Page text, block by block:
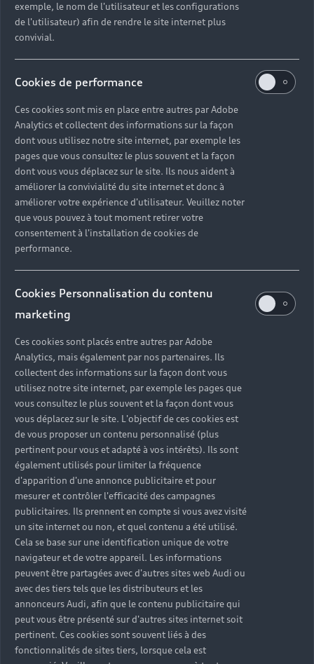
exemple, le nom de l'utilisateur et les configurations
de l'utilisateur) afin de rendre le site internet plus
convivial.
Cookies de performance
Ces cookies sont mis en place entre autres par Adobe
Analytics et collectent des informations sur la façon
dont vous utilisez notre site internet, par exemple les
pages que vous consultez le plus souvent et la façon
dont vous vous déplacez sur le site. Ils nous aident à
améliorer la convivialité du site internet et donc à
améliorer votre expérience d'utilisateur. Veuillez noter
que vous pouvez à tout moment retirer votre
consentement à l'installation de cookies de
performance.
Cookies Personnalisation du contenu
marketing
Ces cookies sont placés entre autres par Adobe
Analytics, mais également par nos partenaires. Ils
collectent des informations sur la façon dont vous
utilisez notre site internet, par exemple les pages que
vous consultez le plus souvent et la façon dont vous
vous déplacez sur le site. L'objectif de ces cookies est
de vous proposer un contenu personnalisé (plus
pertinent pour vous et adapté à vos intérêts). Ils sont
également utilisés pour limiter la fréquence
d'apparition d'une annonce publicitaire et pour
mesurer et contrôler l'efficacité des campagnes
publicitaires. Ils prennent en compte si vous avez visité
un site internet ou non, et quel contenu a été utilisé.
Cela se base sur une identification unique de votre
navigateur et de votre appareil. Les informations
peuvent être partagées avec d'autres sites web Audi ou
avec des tiers tels que les distributeurs et les
annonceurs Audi, afin que le contenu publicitaire qui
peut vous être présenté sur d'autres sites internet soit
pertinent. Ces cookies sont souvent liés à des
fonctionnalités de sites tiers, lorsque cela est